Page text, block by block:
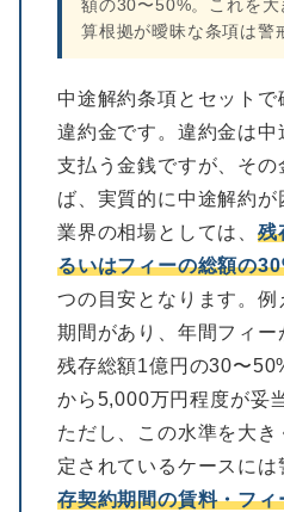
額の30〜50%。これを
算根拠が曖昧な条項は警
中途解約条項とセットで
違約金です。違約金は
支払う金銭ですが、その
ば、実質的に中途解約が
業界の相場としては、 残
るいはフィーの総額の
つの目安となります。
期間があり、年間フィー
残存総額1億円の30〜
から5,000万円程度が妥
ただし、この水準を大
定されているケースに
存契約期間の賃料・フ